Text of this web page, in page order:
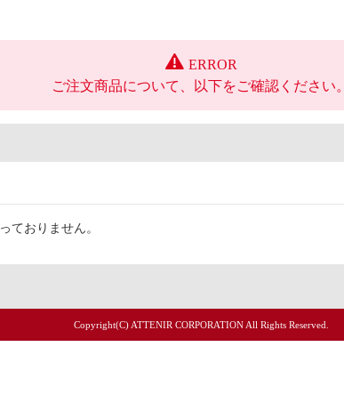
ERROR
ご注文商品について、以下をご確認ください。
ておりません。
Copyright(C) ATTENIR CORPORATION All Rights Reserved.